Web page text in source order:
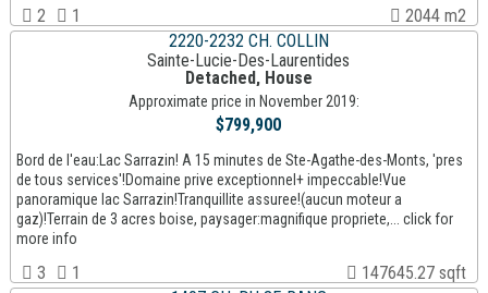
2 1
2044 m2
2220-2232 CH. COLLIN
Sainte-Lucie-Des-Laurentides
Detached, House
Approximate price in November 2019:
$799,900
Bord de l'eau:Lac Sarrazin! A 15 minutes de Ste-Agathe-des-Monts, 'pres
de tous services'!Domaine prive exceptionnel+ impeccable!Vue
panoramique lac Sarrazin!Tranquillite assuree!(aucun moteur a
gaz)!Terrain de 3 acres boise, paysager:magnifique propriete,... click for
more info
3 1
147645.27 sqft